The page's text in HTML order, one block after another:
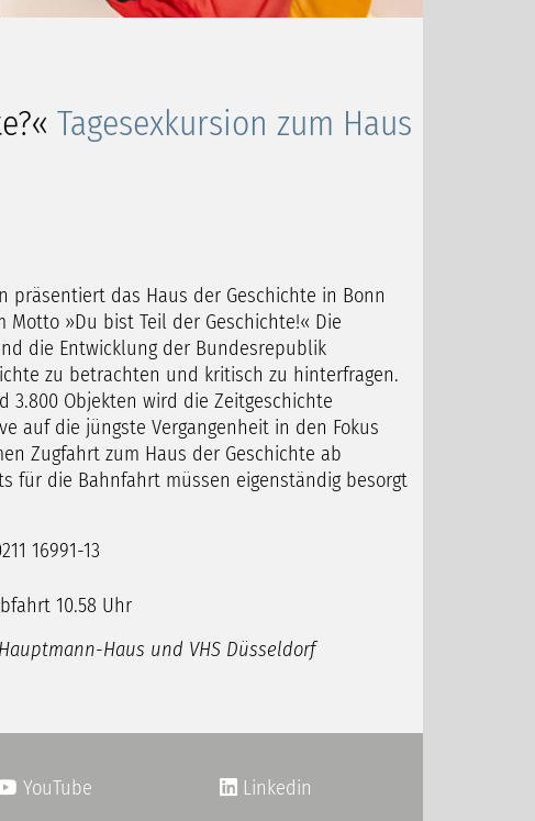
Tagesexkursion zum Haus
präsentiert das Haus der Geschichte in Bonn
»Du bist Teil der Geschichte!« Die
die Entwicklung der Bundesrepublik
zu betrachten und kritisch zu hinterfragen.
Objekten wird die Zeitgeschichte
auf die jüngste Vergangenheit in den Fokus
Zugfahrt zum Haus der Geschichte ab
für die Bahnfahrt müssen eigenständig besorgt
16991-13
10.58 Uhr
Haus und VHS Düsseldorf
YouTube Linkedin